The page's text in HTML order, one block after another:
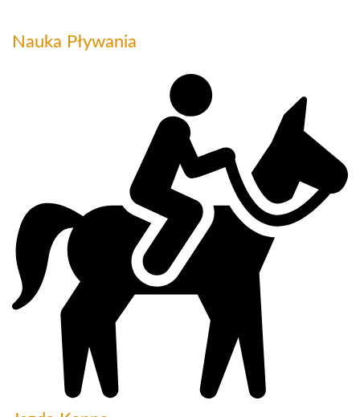
Nauka Pływania